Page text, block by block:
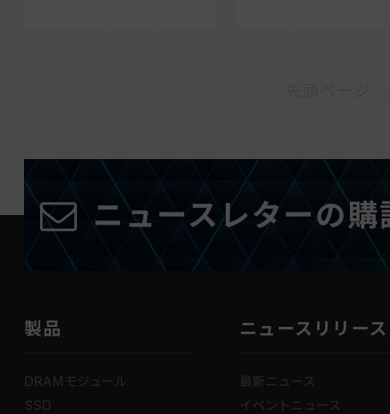
ニュースレターの購
製品
DRAMモジュール
SSD
ニュースリリース
最新ニュース
イベントニュース